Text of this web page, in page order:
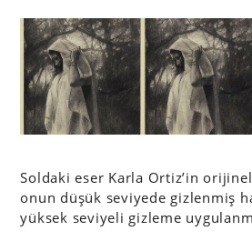
Soldaki eser Karla Ortiz’in
onun düşük seviyede gizlenmiş
yüksek seviyeli gizleme